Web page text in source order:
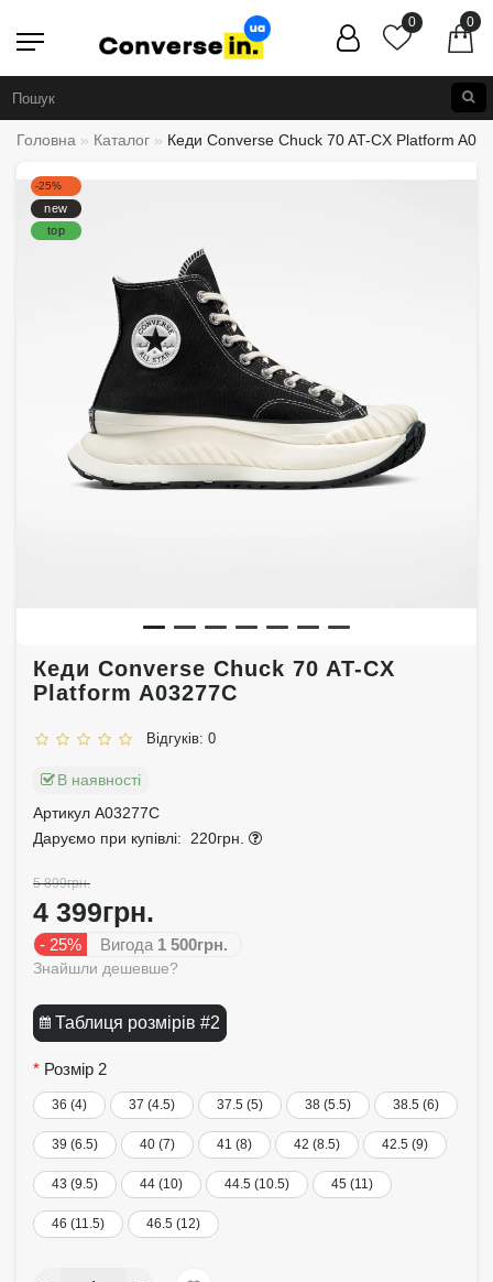
0
0
Головна Каталог Кеди Converse Chuck 70 AT-CX Platform
-25%
new
top
Кеди Converse Chuck 70 AT-CX
Platform A03277C
Відгуків: 0
В наявності
Артикул A03277C
Даруємо при купівлі: 220грн.
5 899грн.
4 399грн.
- 25% Вигода 1 500грн.
Знайшли дешевше?
Таблиця розмірів #2
Розмір 2
36 (4) 37 (4.5) 37.5 (5) 38 (5.5) 38.5 (6)
39 (6.5) 40 (7) 41 (8) 42 (8.5) 42.5 (9)
43 (9.5) 44 (10) 44.5 (10.5) 45 (11)
46 (11.5) 46.5 (12)